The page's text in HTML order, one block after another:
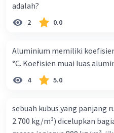
adalah?
2 0.0
Aluminium memiliki
°C. Koefisien muai luas
4 5.0
sebuah kubus yang panjang
2.700 kg/m³) dicelupkan